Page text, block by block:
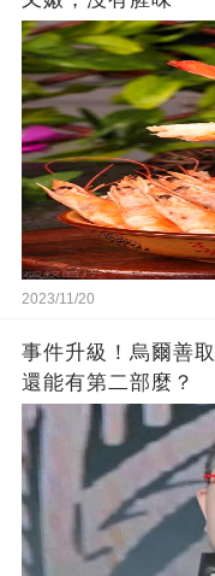
2023/11/20
事件升級！烏爾善
還能有第二部麼？